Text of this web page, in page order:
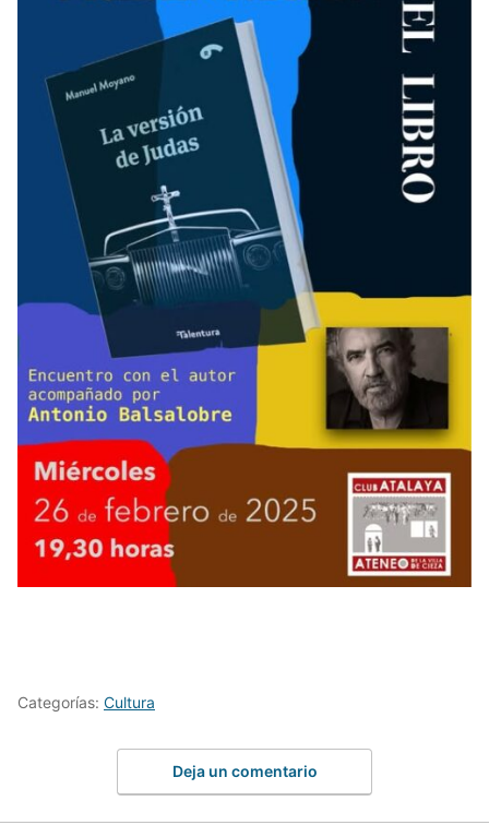
Categorías: Cultura
Deja un comentario